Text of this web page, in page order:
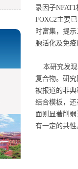
录因子
FOXC2主要
时富集，提
胞活化及免
本研究发现
复合物。研
被报道的非典
结合模板，
面则显著削
有一定的共性